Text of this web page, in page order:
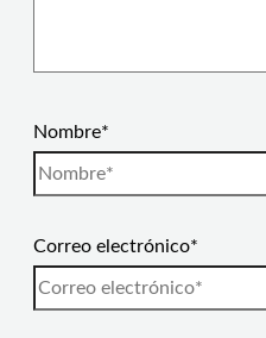
Nombre*
Correo electrónico*